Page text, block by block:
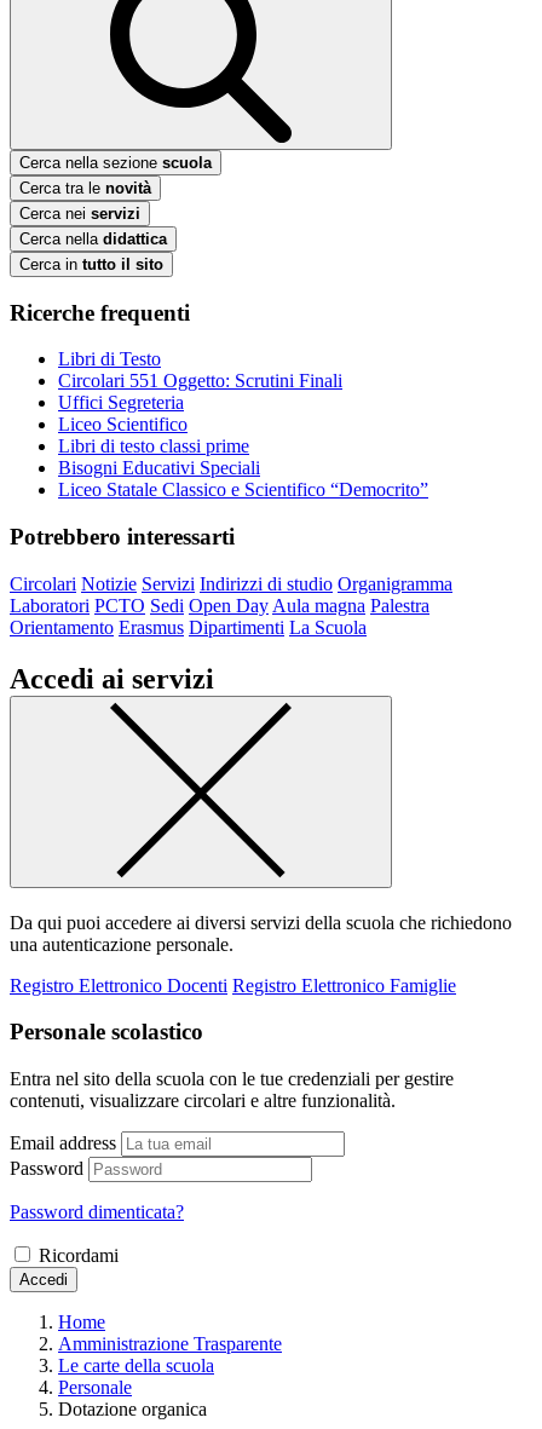
Cerca nella sezione scuola
Cerca tra le novità
Cerca nei servizi
Cerca nella didattica
Cerca in tutto il sito
Ricerche frequenti
Libri di Testo
Circolari 551 Oggetto: Scrutini Finali
Uffici Segreteria
Liceo Scientifico
Libri di testo classi prime
Bisogni Educativi Speciali
Liceo Statale Classico e Scientifico “Democrito”
Potrebbero interessarti
Circolari Notizie Servizi Indirizzi di studio Organigramma
Laboratori PCTO Sedi Open Day Aula magna Palestra
Orientamento Erasmus Dipartimenti La Scuola
Accedi ai servizi
Da qui puoi accedere ai diversi servizi della scuola che richiedono
una autenticazione personale.
Registro Elettronico Docenti Registro Elettronico Famiglie
Personale scolastico
Entra nel sito della scuola con le tue credenziali per gestire
contenuti, visualizzare circolari e altre funzionalità.
Email address
Password
Password dimenticata?
Ricordami
Accedi
Home
Amministrazione Trasparente
Le carte della scuola
Personale
Dotazione organica